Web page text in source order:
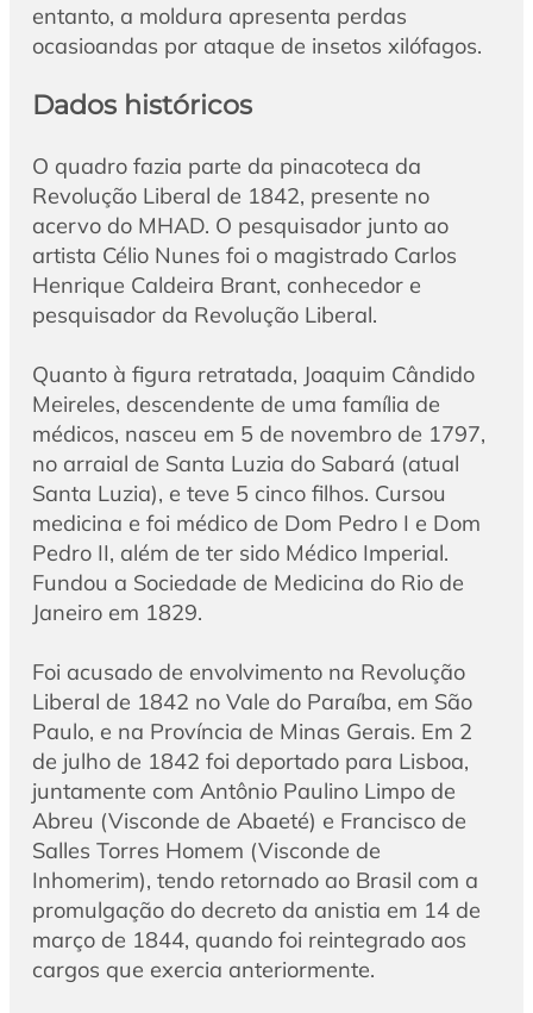
entanto, a moldura apresenta perdas
ocasioandas por ataque de insetos xilófagos.
Dados históricos
O quadro fazia parte da pinacoteca da
Revolução Liberal de 1842, presente no
acervo do MHAD. O pesquisador junto ao
artista Célio Nunes foi o magistrado Carlos
Henrique Caldeira Brant, conhecedor e
pesquisador da Revolução Liberal.
Quanto à figura retratada, Joaquim Cândido
Meireles, descendente de uma família de
médicos, nasceu em 5 de novembro de 1797,
no arraial de Santa Luzia do Sabará (atual
Santa Luzia), e teve 5 cinco filhos. Cursou
medicina e foi médico de Dom Pedro I e Dom
Pedro II, além de ter sido Médico Imperial.
Fundou a Sociedade de Medicina do Rio de
Janeiro em 1829.
Foi acusado de envolvimento na Revolução
Liberal de 1842 no Vale do Paraíba, em São
Paulo, e na Província de Minas Gerais. Em 2
de julho de 1842 foi deportado para Lisboa,
juntamente com Antônio Paulino Limpo de
Abreu (Visconde de Abaeté) e Francisco de
Salles Torres Homem (Visconde de
Inhomerim), tendo retornado ao Brasil com a
promulgação do decreto da anistia em 14 de
março de 1844, quando foi reintegrado aos
cargos que exercia anteriormente.